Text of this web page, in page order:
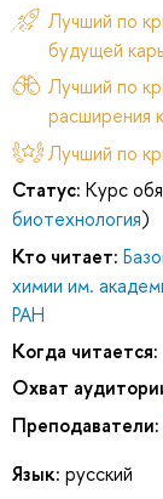
Лучший по
будущей
Лучший по
расширения
Лучший по
Статус: Курс
биотехнология)
Кто читает:
химии им.
РАН
Когда читается:
Охват
Преподаватели:
Язык: русский